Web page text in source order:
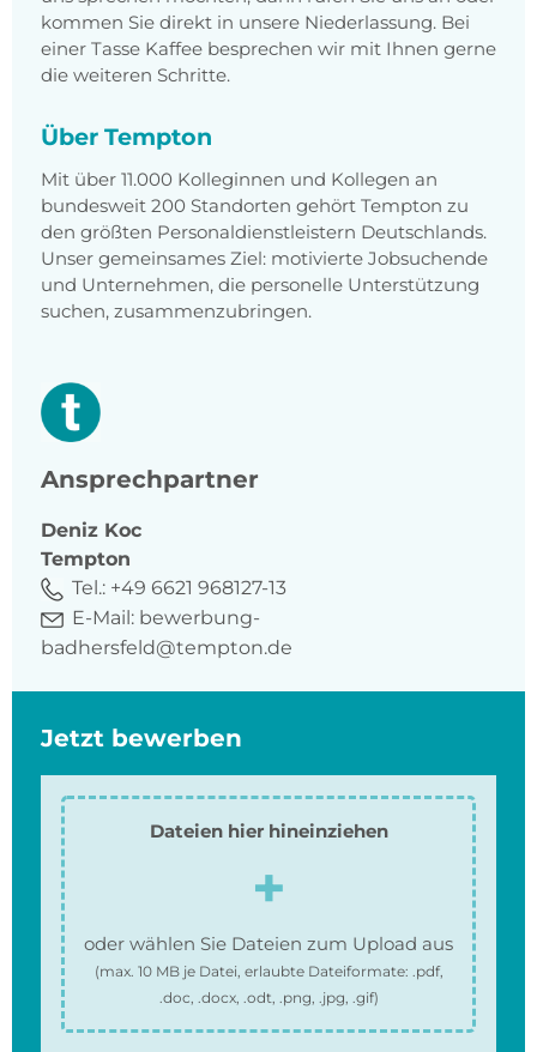
kommen Sie direkt in unsere Niederlassung. Bei
einer Tasse Kaffee besprechen wir mit Ihnen gerne
die weiteren Schritte.
Über Tempton
Mit über 11.000 Kolleginnen und Kollegen an
bundesweit 200 Standorten gehört Tempton zu
den größten Personaldienstleistern Deutschlands.
Unser gemeinsames Ziel: motivierte Jobsuchende
und Unternehmen, die personelle Unterstützung
suchen, zusammenzubringen.
Ansprechpartner
Deniz Koc
Tempton
Tel.: +49 6621 968127-13
E-Mail: bewerbung-
badhersfeld@tempton.de
Jetzt bewerben
Dateien hier hineinziehen
oder wählen Sie Dateien zum Upload aus
(max. 10 MBje Datei, erlaubte Dateiformate: .pdf,
.doc, .docx, .odt, .png, .jpg, .gif)